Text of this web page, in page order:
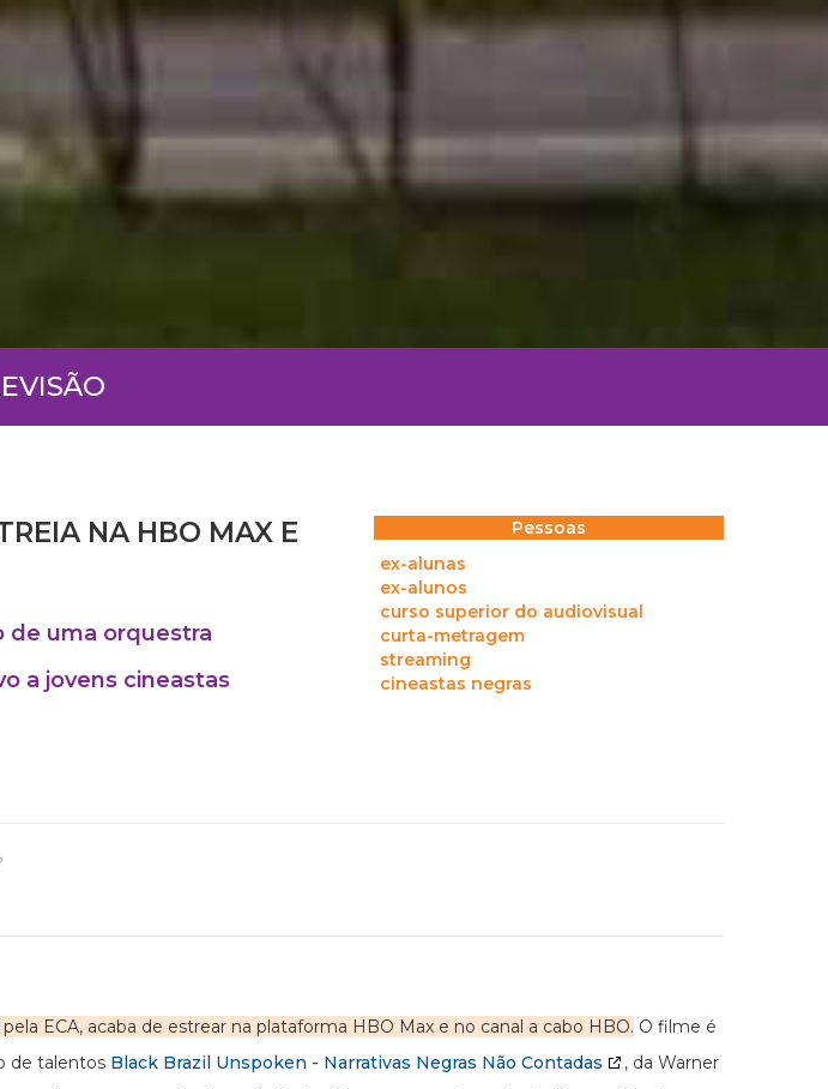
NA HBO MAX E
de uma orquestra
a jovens cineastas
Pessoas
ex-alunas
ex-alunos
curso superior do audiovisual
curta-metragem
streaming
cineastas negras
pela ECA, acaba de estrear na plataforma HBO Max e no canal a cabo HBO. O filme é
de talentos Black Brazil Unspoken - Narrativas Negras Não Contadas
, da Warner